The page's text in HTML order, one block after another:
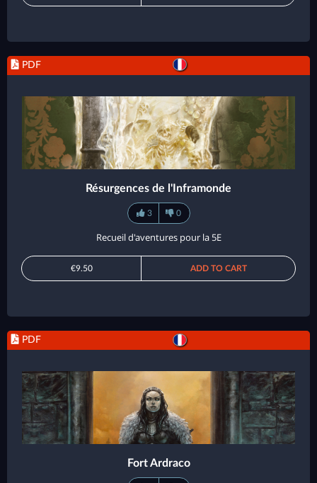
PDF
Résurgences de l'Inframonde
3 0
Recueil d'aventures pour la 5E
€9.50 ADD TO CART
PDF
Fort Ardraco